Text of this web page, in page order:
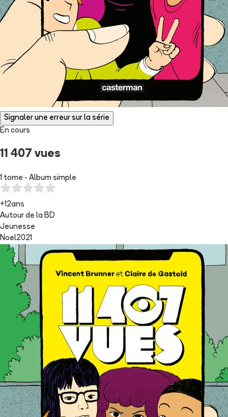
Signaler une erreur sur la série
En cours
11 407 vues
1 tome - Album simple
+12ans
Autour de la BD
Jeunesse
Noel2021